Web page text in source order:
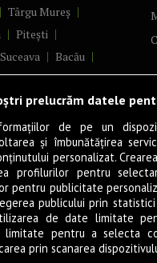
Târgu Mureș
Pitești
Suceava
Bacău
Râmnicu Vâlcea
Bistrița
Mare
Deva
Focșani
Alexandria
Vaslui
Reșița
Călărași
Slatina
prelucrăm datele
de pe un
și îmbunătățirea
personalizat.
profilurilor pentru
pentru publicitate
publicului prin statistici
de date limitate
limitate pentru a selecta
prin scanarea